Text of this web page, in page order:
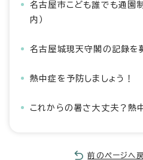
名古屋市こども誰でも通園
内）
名古屋城現天守閣の記録を
熱中症を予防しましょう！
これからの暑さ大丈夫？熱
前のページへ